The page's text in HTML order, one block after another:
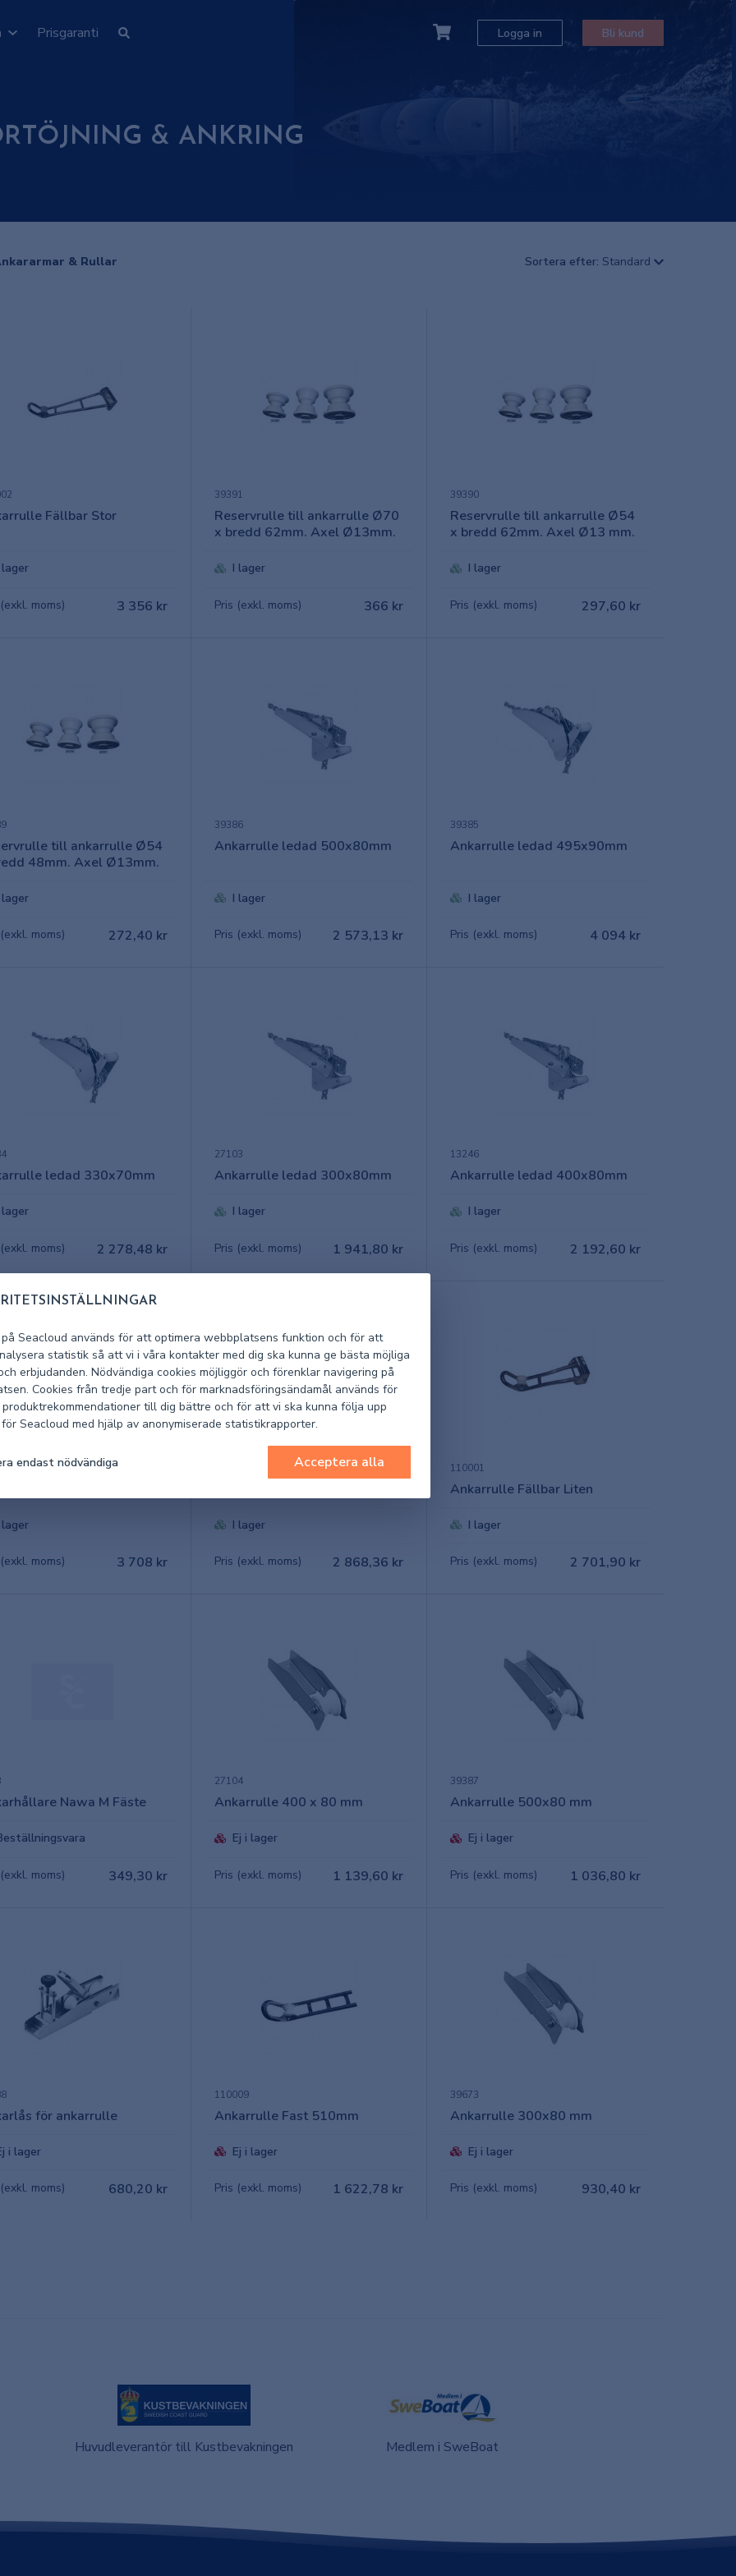
på Seacloud används för att optimera webbplatsens funktion och för att
statistik så att vi i våra kontakter med dig ska kunna ge bästa möjliga
erbjudanden. Nödvändiga cookies möjliggör och förenklar navigering på
Cookies från tredje part och för marknadsföringsändamål används för
till dig bättre och för att vi ska kunna följa upp
Seacloud med hjälp av anonymiserade statistikrapporter.
endast nödvändiga Acceptera alla
Prisgaranti Logga in Bli kund
& ANKRING
& Rullar Sortera efter: Standard
Fällbar Stor
lager
moms) 3 356 kr
39391
Reservrulle till ankarrulle Ø70
x bredd 62mm. Axel Ø13mm.
I lager
Pris (exkl. moms) 366 kr
39390
Reservrulle till ankarrulle Ø54
x bredd 62mm. Axel Ø13 mm.
I lager
Pris (exkl. moms) 297,60 kr
till ankarrulle Ø54
48mm. Axel Ø13mm.
lager
moms) 272,40 kr
39386
Ankarrulle ledad 500x80mm
I lager
Pris (exkl. moms) 2 573,13 kr
39385
Ankarrulle ledad 495x90mm
I lager
Pris (exkl. moms) 4 094 kr
ledad 330x70mm
lager
moms) 2 278,48 kr
27103
Ankarrulle ledad 300x80mm
I lager
Pris (exkl. moms) 1 941,80 kr
13246
Ankarrulle ledad 400x80mm
I lager
Pris (exkl. moms) 2 192,60 kr
lager
moms) 3 708 kr
I lager
Pris (exkl. moms) 2 868,36 kr
110001
Ankarrulle Fällbar Liten
I lager
Pris (exkl. moms) 2 701,90 kr
Nawa M Fäste
moms) 349,30 kr
27104
Ankarrulle 400 x 80 mm
Ej i lager
Pris (exkl. moms) 1 139,60 kr
39387
Ankarrulle 500x80 mm
Ej i lager
Pris (exkl. moms) 1 036,80 kr
för ankarrulle
i lager
moms) 680,20 kr
110009
Ankarrulle Fast 510mm
Ej i lager
Pris (exkl. moms) 1 622,78 kr
39673
Ankarrulle 300x80 mm
Ej i lager
Pris (exkl. moms) 930,40 kr
Huvudleverantör till Kustbevakningen Medlem i SweBoat